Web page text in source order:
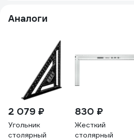
Аналоги
2 079 ₽
Угольник
столярный
830 ₽
Жесткий
столярный